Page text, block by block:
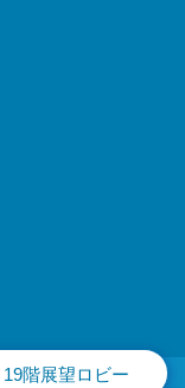
19階展望ロビー